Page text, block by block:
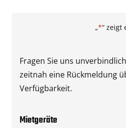
„*“ zeigt
Fragen Sie uns
zeitnah eine Rückmeldung
Verfügbarkeit.
Mietgeräte